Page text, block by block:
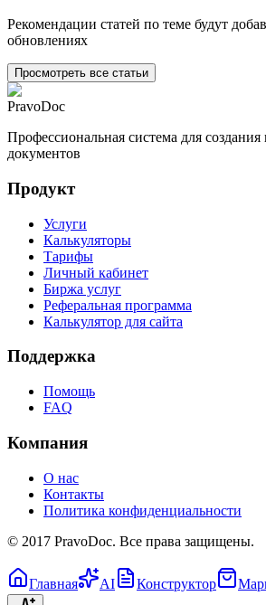
Рекомендации статей по теме будут
обновлениях
Просмотреть все статьи
PravoDoc
Профессиональная система для
документов
Продукт
Услуги
Калькуляторы
Тарифы
Личный кабинет
Биржа услуг
Реферальная программа
Калькулятор для сайта
Поддержка
Помощь
FAQ
Компания
О нас
Контакты
Политика конфиденциальности
© 2017 PravoDoc. Все права защищены.
Главная AI Конструктор